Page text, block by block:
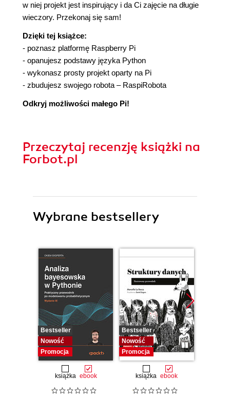
w niej projekt jest inspirujący i da Ci zajęcie na długie
wieczory. Przekonaj się sam!
Dzięki tej książce:
- poznasz platformę Raspberry Pi
- opanujesz podstawy języka Python
- wykonasz prosty projekt oparty na Pi
- zbudujesz swojego robota – RaspiRobota
Odkryj możliwości małego Pi!
Przeczytaj recenzję książki na
Forbot.pl
Wybrane bestsellery
Bestseller
Nowość
Promocja
książka ebook
Bestseller
Nowość
Promocja
książka ebook